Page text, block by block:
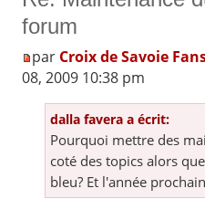
forum
par Croix de Savoie
08, 2009 10:38 pm
dalla favera a écrit:
Pourquoi mettre des
coté des topics alors
bleu? Et l'année